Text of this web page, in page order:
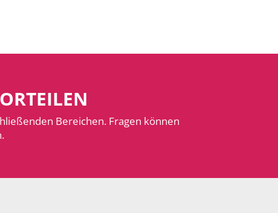
Bereichen. Fragen können